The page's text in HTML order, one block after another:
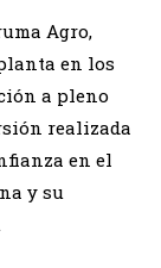
Agro,
en los
a pleno
realizada
en el
y su